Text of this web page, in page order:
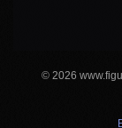
© 2026